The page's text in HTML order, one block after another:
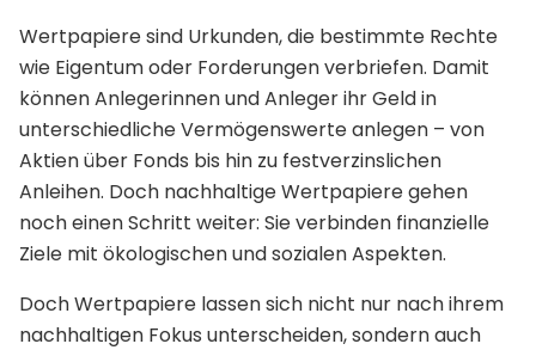
Wertpapiere sind Urkunden, die bestimmte Rechte
wie Eigentum oder Forderungen verbriefen. Damit
können Anlegerinnen und Anleger ihr Geld in
unterschiedliche Vermögenswerte anlegen – von
Aktien über Fonds bis hin zu festverzinslichen
Anleihen. Doch nachhaltige Wertpapiere gehen
noch einen Schritt weiter: Sie verbinden finanzielle
Ziele mit ökologischen und sozialen Aspekten.
Doch Wertpapiere lassen sich nicht nur nach ihrem
nachhaltigen Fokus unterscheiden, sondern auch